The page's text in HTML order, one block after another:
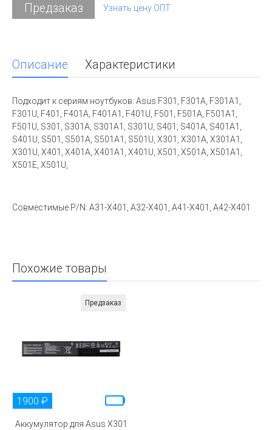
Предзаказ Узнать цену ОПТ
Описание Характеристики
Подходит к сериям ноутбуков: Asus F301, F301A, F301A1,
F301U, F401, F401A, F401A1, F401U, F501, F501A, F501A1,
F501U, S301, S301A, S301A1, S301U, S401, S401A, S401A1,
S401U, S501, S501A, S501A1, S501U, X301, X301A, X301A1,
X301U, X401, X401A, X401A1, X401U, X501, X501A, X501A1,
X501E, X501U,
Совместимые P/N: A31-X401, A32-X401, A41-X401, A42-X401
Похожие товары
Предзаказ
1900 ₽
Аккумулятор для Asus X301